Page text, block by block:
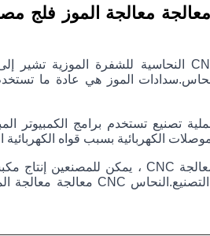
الكهربائية بسبب قواه الكهربائية